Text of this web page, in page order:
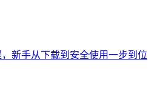
新手从下载到安全使用一步到位